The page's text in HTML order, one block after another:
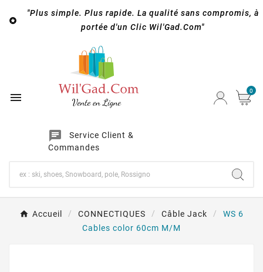

"Plus simple. Plus rapide. La qualité sans compromis, à
portée d'un Clic Wil'Gad.Com"

chat
Service Client &
Commandes
0
Accueil CONNECTIQUES Câble Jack
WS 6
Cables color 60cm M/M